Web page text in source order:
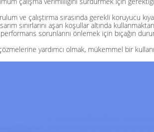
ve çalıştırma sırasında gerekli koruyucu
sınırlarını aşan koşullar altında kullanmaktan
sorunlarını önlemek için bıçağın
çözmelerine yardımcı olmak, mükemmel bir